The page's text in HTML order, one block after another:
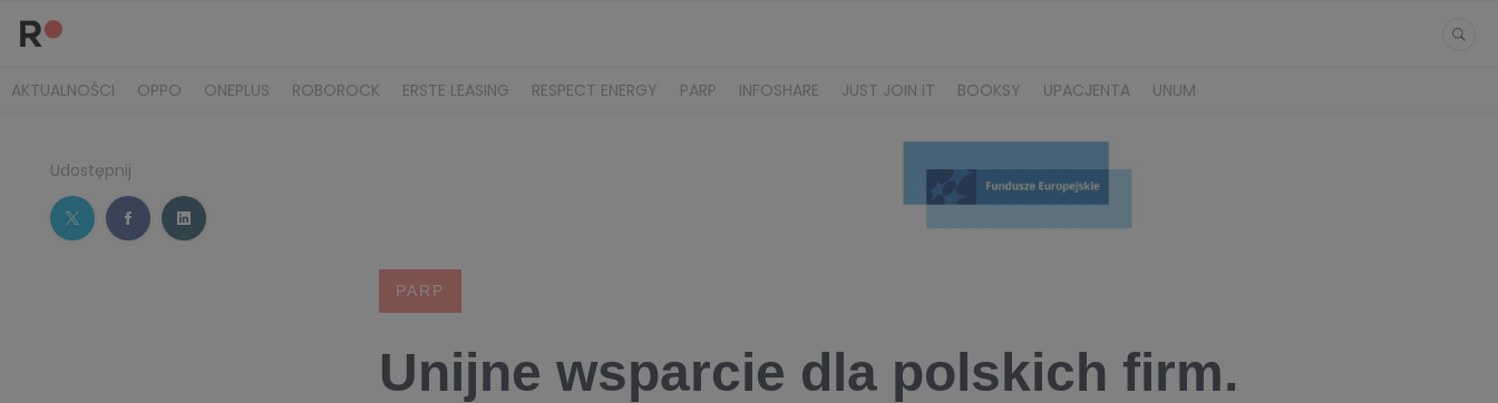
AKTUALNOŚCI OPPO ONEPLUS ROBOROCK ERSTE LEASING RESPECT ENERGY PARP INFOSHARE JUST JOIN IT BOOKSY UPACJENTA UNUM
Udostępnij
PARP
Unijne wsparcie dla polskich firm.